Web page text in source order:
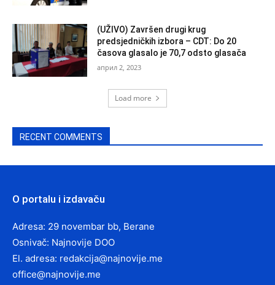
(UŽIVO) Završen drugi krug
predsjedničkih izbora – CDT: Do 20
časova glasalo je 70,7 odsto glasača
април 2, 2023
Load more
RECENT COMMENTS
O portalu i izdavaču
Adresa: 29 novembar bb, Berane
Osnivač: Najnovije DOO
El. adresa: redakcija@najnovije.me
office@najnovije.me